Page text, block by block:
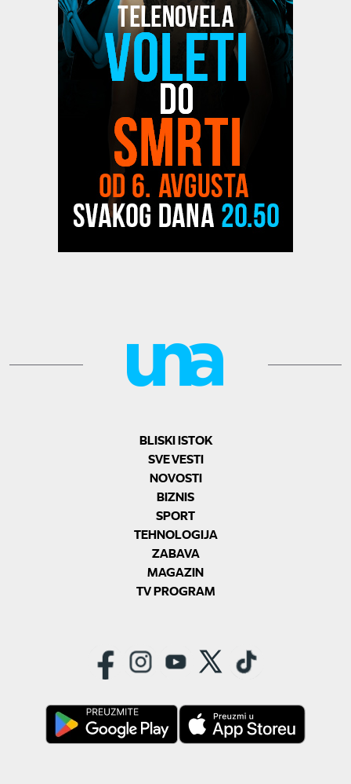
BLISKI ISTOK
SVE VESTI
NOVOSTI
BIZNIS
SPORT
TEHNOLOGIJA
ZABAVA
MAGAZIN
TV PROGRAM